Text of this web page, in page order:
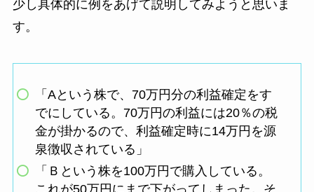
少し具体的に例をあげて説明してみようと思いま
す。
「Aという株で、70万円分の利益確定をす
でにしている。70万円の利益には20％の税
金が掛かるので、利益確定時に14万円を源
泉徴収されている」
「Ｂという株を100万円で購入している。
これが50万円にまで下がってしまった。そ